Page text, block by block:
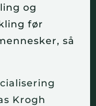
og
før
så
Krogh